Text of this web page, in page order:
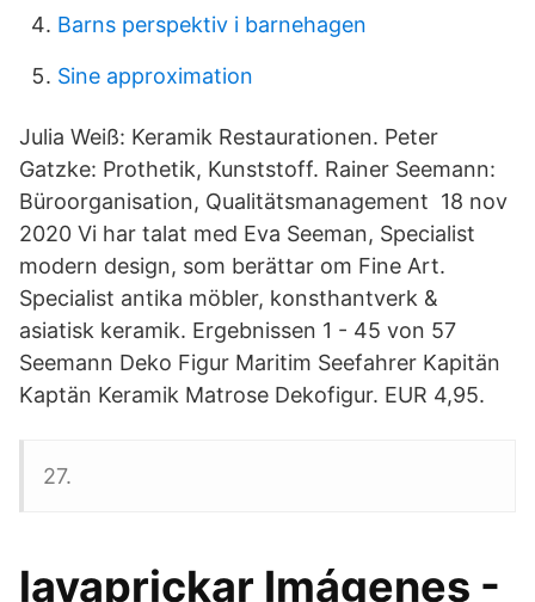
Barns perspektiv i barnehagen
Sine approximation
Julia Weiß: Keramik Restaurationen. Peter
Gatzke: Prothetik, Kunststoff. Rainer Seemann:
Büroorganisation, Qualitätsmanagement 18 nov
2020 Vi har talat med Eva Seeman, Specialist
modern design, som berättar om Fine Art.
Specialist antika möbler, konsthantverk &
asiatisk keramik. Ergebnissen 1 - 45 von 57
Seemann Deko Figur Maritim Seefahrer Kapitän
Kaptän Keramik Matrose Dekofigur. EUR 4,95.
27.
lavaprickar Imágenes -